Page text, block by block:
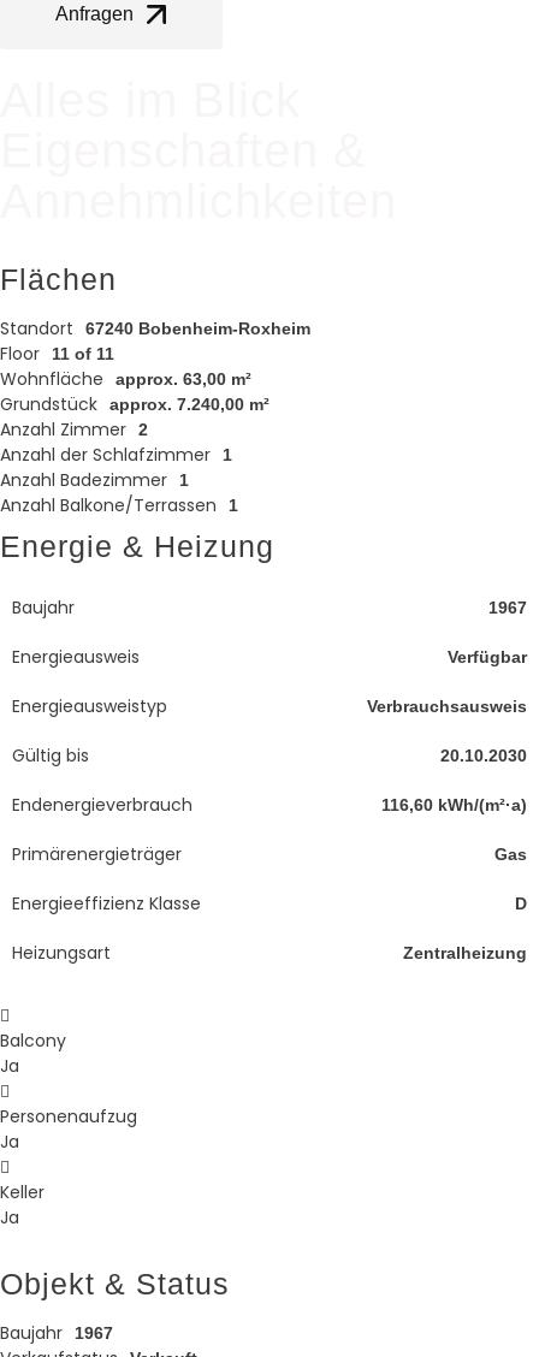
Anfragen
Flächen
Standort 67240 Bobenheim-Roxheim
Floor 11 of 11
Wohnfläche approx. 63,00 m²
Grundstück approx. 7.240,00 m²
Anzahl Zimmer 2
Anzahl der Schlafzimmer 1
Anzahl Badezimmer 1
Anzahl Balkone/Terrassen 1
Energie & Heizung
Baujahr 1967
Energieausweis Verfügbar
Energie­ausweistyp Verbrauchsausweis
Gültig bis 20.10.2030
Endenergieverbrauch 116,60 kWh/(m²·a)
Primärenergieträger Gas
Energieeffizienz Klasse D
Heizungsart Zentralheizung
Balcony
Ja
Personenaufzug
Ja
Keller
Ja
Objekt & Status
Baujahr 1967